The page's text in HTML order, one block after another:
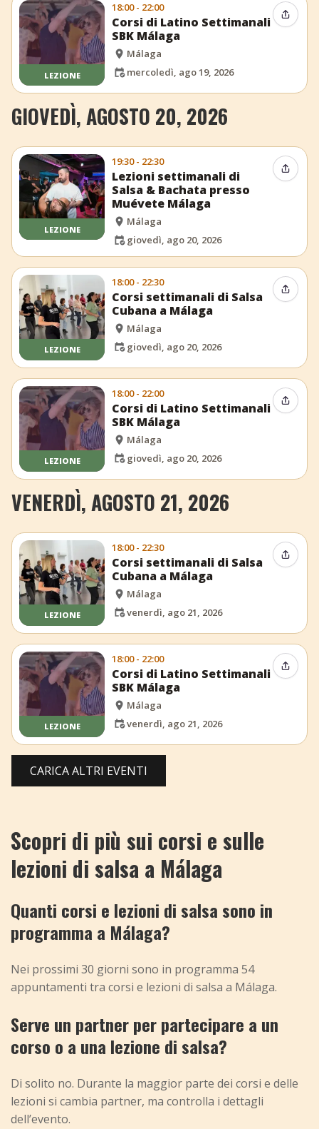
LEZIONE
18:00 - 22:00
Corsi di Latino Settimanali
SBK Málaga
Málaga
mercoledì, ago 19, 2026
GIOVEDÌ, AGOSTO 20, 2026
LEZIONE
19:30 - 22:30
Lezioni settimanali di
Salsa & Bachata presso
Muévete Málaga
Málaga
giovedì, ago 20, 2026
LEZIONE
18:00 - 22:30
Corsi settimanali di Salsa
Cubana a Málaga
Málaga
giovedì, ago 20, 2026
LEZIONE
18:00 - 22:00
Corsi di Latino Settimanali
SBK Málaga
Málaga
giovedì, ago 20, 2026
VENERDÌ, AGOSTO 21, 2026
LEZIONE
18:00 - 22:30
Corsi settimanali di Salsa
Cubana a Málaga
Málaga
venerdì, ago 21, 2026
LEZIONE
18:00 - 22:00
Corsi di Latino Settimanali
SBK Málaga
Málaga
venerdì, ago 21, 2026
CARICA ALTRI EVENTI
Scopri di più sui corsi e sulle
lezioni di salsa a Málaga
Quanti corsi e lezioni di salsa sono in
programma a Málaga?
Nei prossimi 30 giorni sono in programma 54
appuntamenti tra corsi e lezioni di salsa a Málaga.
Serve un partner per partecipare a un
corso o a una lezione di salsa?
Di solito no. Durante la maggior parte dei corsi e delle
lezioni si cambia partner, ma controlla i dettagli
dell’evento.